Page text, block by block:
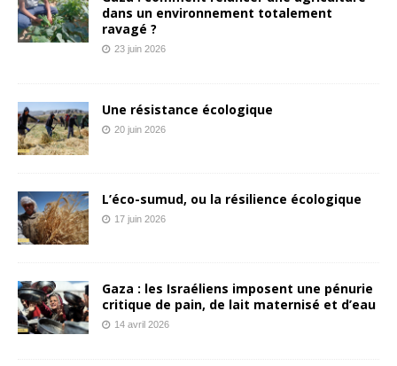
dans un environnement totalement
ravagé ?
23 juin 2026
Une résistance écologique
20 juin 2026
L’éco-sumud, ou la résilience écologique
17 juin 2026
Gaza : les Israéliens imposent une pénurie
critique de pain, de lait maternisé et d’eau
14 avril 2026